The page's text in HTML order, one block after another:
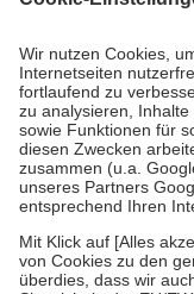
höchstens zehn Euro.
Kosten der Leistung zu
Diese Regeln gelten
Bei Heilmitteln und
Zuzahlung zehn
Verordnung.
Um das Engagement
stärken und die
fallenkeine
• Kindern und